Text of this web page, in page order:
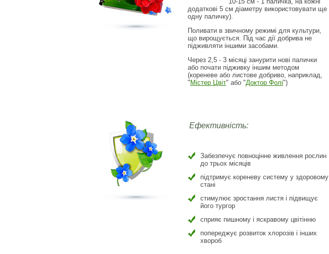
додаткові 5 см діаметру використовувати ще
одну паличку).
Поливати в звичному режимі для культури,
що вирощується. Під час дії добрива не
підживляти іншими засобами.
Через 2,5 - 3 місяці занурити нові палички
або почати підживку іншим методом
(кореневе або листове добриво, наприклад,
"Містер Цвіт" або "Доктор Фолі")
Ефективність:
Забезпечує повноцінне живлення рослин
до трьох місяців
підтримує кореневу систему у здоровому
стані
стимулює зростання листя і підвищує
його тургор
сприяє пишному і яскравому цвітінню
попереджує розвиток хлорозів і інших
хвороб